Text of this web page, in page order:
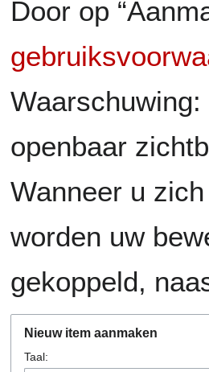
Door op
openbaar
Wanneer u
worden uw
gekoppeld,
Nieuw item aanmaken
Taal: